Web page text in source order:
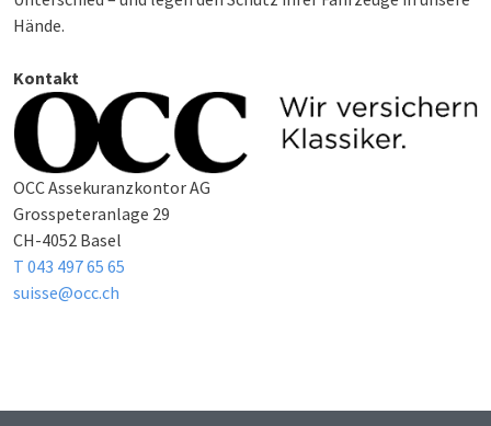
Hände.
Kontakt
OCC Assekuranzkontor AG
Grosspeteranlage 29
CH-4052 Basel
T 043 497 65 65
suisse@occ.ch